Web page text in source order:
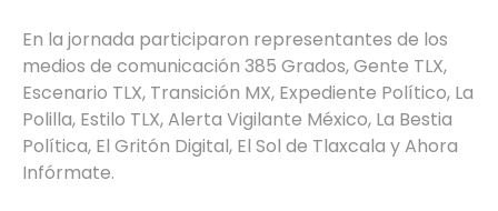
En la jornada participaron representantes de los
medios de comunicación 385 Grados, Gente TLX,
Escenario TLX, Transición MX, Expediente Político, La
Polilla, Estilo TLX, Alerta Vigilante México, La Bestia
Política, El Gritón Digital, El Sol de Tlaxcala y Ahora
Infórmate.